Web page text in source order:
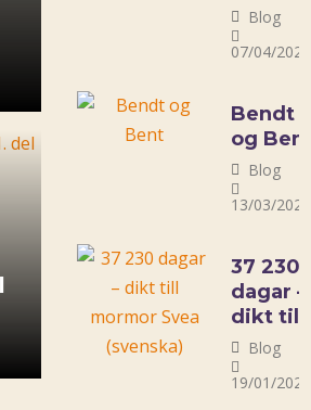
Blog
07/04/2024
Bendt
og Bent
Blog
13/03/2024
37 230
dagar –
dikt till
mormor
Svea
Blog
19/01/2024